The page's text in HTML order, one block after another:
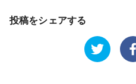
投稿をシェアする